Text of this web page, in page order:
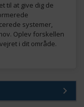
til at give dig de
systemer,
Oplev forskellen
i dit område.